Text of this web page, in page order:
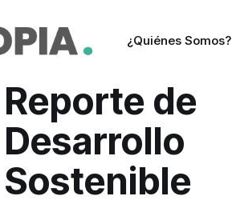
¿Quiénes Somos?
Reporte de
Desarrollo
Sostenible